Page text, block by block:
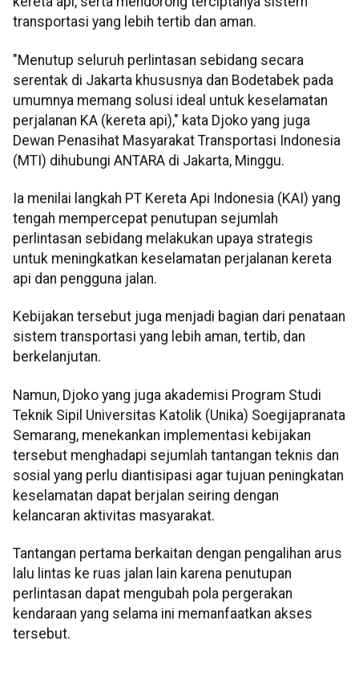
transportasi yang lebih tertib dan aman.
"Menutup seluruh perlintasan sebidang secara
serentak di Jakarta khususnya dan Bodetabek pada
umumnya memang solusi ideal untuk keselamatan
perjalanan KA (kereta api)," kata Djoko yang juga
Dewan Penasihat Masyarakat Transportasi Indonesia
(MTI) dihubungi ANTARA di Jakarta, Minggu.
Ia menilai langkah PT Kereta Api Indonesia (KAI) yang
tengah mempercepat penutupan sejumlah
perlintasan sebidang melakukan upaya strategis
untuk meningkatkan keselamatan perjalanan kereta
api dan pengguna jalan.
Kebijakan tersebut juga menjadi bagian dari penataan
sistem transportasi yang lebih aman, tertib, dan
berkelanjutan.
Namun, Djoko yang juga akademisi Program Studi
Teknik Sipil Universitas Katolik (Unika) Soegijapranata
Semarang, menekankan implementasi kebijakan
tersebut menghadapi sejumlah tantangan teknis dan
sosial yang perlu diantisipasi agar tujuan peningkatan
keselamatan dapat berjalan seiring dengan
kelancaran aktivitas masyarakat.
Tantangan pertama berkaitan dengan pengalihan arus
lalu lintas ke ruas jalan lain karena penutupan
perlintasan dapat mengubah pola pergerakan
kendaraan yang selama ini memanfaatkan akses
tersebut.